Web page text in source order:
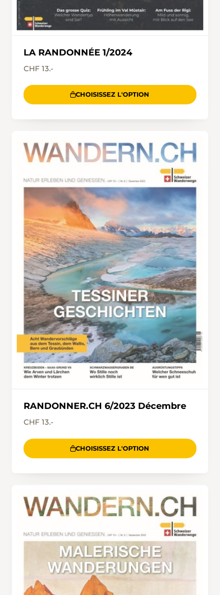
LA RANDONNÉE 1/2024
CHF 13.-
CHOISISSEZ L'OPTION
RANDONNER.CH 6/2023 Décembre
CHF 13.-
CHOISISSEZ L'OPTION